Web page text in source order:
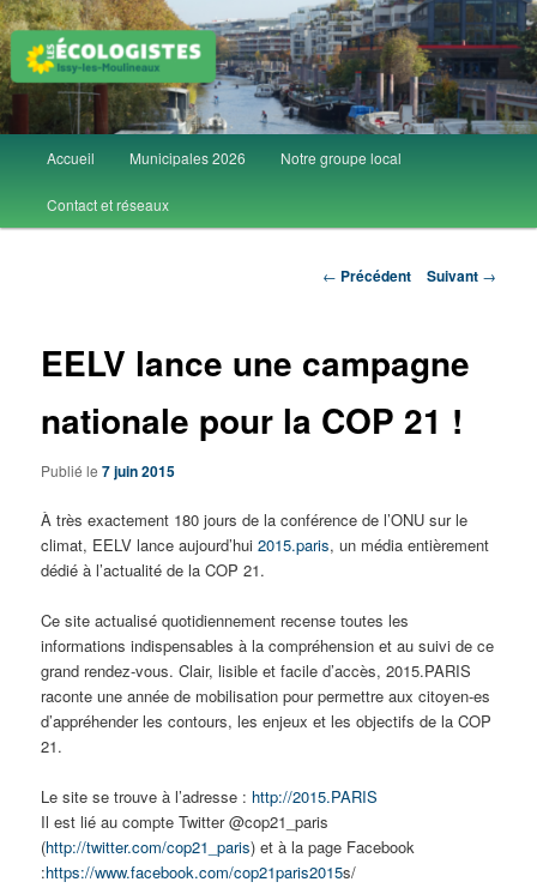
Aller
au
contenu
principalLes Écolos d'Issy
Groupe local Les Écologistes d'Issy-les-Moulineaux
principal
Accueil Municipales 2026 Notre groupe local
Contact et réseaux
Navigation
← Précédent Suivant →
EELV lance une campagne
nationale pour la COP 21 !
Publié le7 juin 2015
À très exactement 180 jours de la conférence de l’ONU sur le
climat, EELV lance aujourd’hui2015.paris, un média entièrement
dédié à l’actualité de la COP 21.
Ce site actualisé quotidiennement recense toutes les
informations indispensables à la compréhension et au suivi de ce
grand rendez-vous. Clair, lisible et facile d’accès, 2015.PARIS
raconte une année de mobilisation pour permettre aux citoyen-es
d’appréhender les contours, les enjeux et les objectifs de la COP
21.
Le site se trouve à l’adresse : http://2015.PARIS
Il est lié au compte Twitter @cop21_paris
(http://twitter.com/cop21_paris) et à la page Facebook
:https://www.facebook.com/cop21paris2015s/